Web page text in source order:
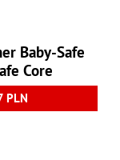
Baby-Safe
Core
PLN